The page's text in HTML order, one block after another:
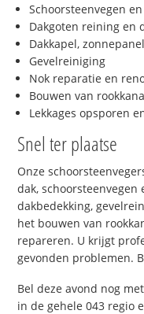
Schoorsteenvegen
Dakgoten reining en
Dakkapel,
Gevelreiniging
Nok reparatie en
Bouwen van
Lekkages opsporen
Snel ter plaatse
Onze
dak,
dakbedekking,
het bouwen van
repareren. U krijgt
gevonden problemen.
Bel deze avond nog
in de gehele 043 regio